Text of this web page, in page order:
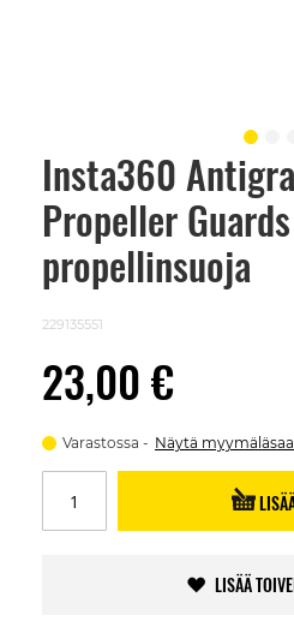
Insta360
Propeller
propellinsuoja
229135551
23,00 €
Varastossa Näytä
LISÄÄ
Skip
beginning
images